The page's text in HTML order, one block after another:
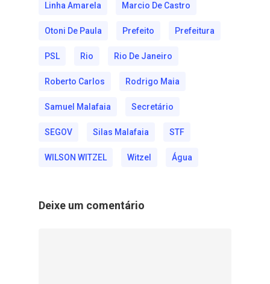
Linha Amarela Marcio De Castro
Otoni De Paula Prefeito Prefeitura
PSL Rio Rio De Janeiro
Roberto Carlos Rodrigo Maia
Samuel Malafaia Secretário
SEGOV Silas Malafaia STF
WILSON WITZEL Witzel Água
Deixe um comentário